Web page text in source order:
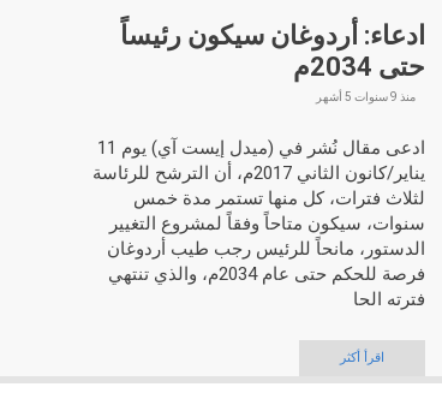
ادعاء: أردوغان سيكون رئيساً
حتى 2034م
منذ 9 سنوات 5 أشهر
ادعى مقال نُشر في (ميدل إيست آي) يوم 11
يناير/كانون الثاني 2017م، أن الترشح للرئاسة
لثلاث فترات، كل منها تستمر مدة خمس
سنوات، سيكون متاحاً وفقاً لمشروع التغيير
الدستور، مانحاً للرئيس رجب طيب أردوغان
فرصة للحكم حتى عام 2034م، والذي تنتهي
فترته الحا
اقرأ أكثر